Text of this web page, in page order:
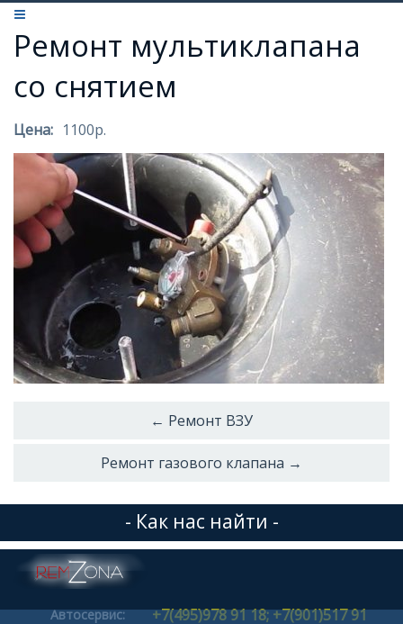
Ремонт мультиклапана
со снятием
Цена: 1100р.
← Ремонт ВЗУ
Ремонт газового клапана →
- Как нас найти -
Автосервис: +7(495)978 91 18; +7(901)517 91